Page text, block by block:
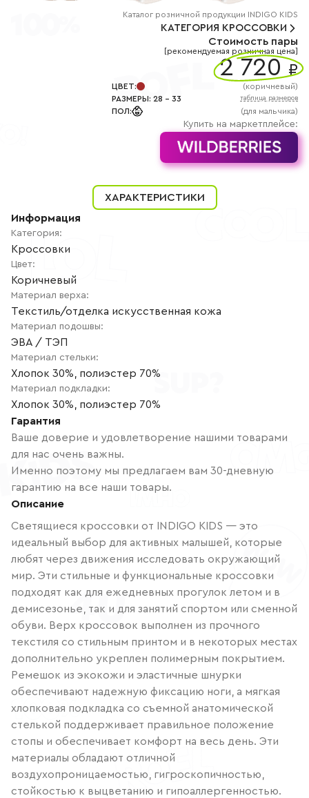
+7
АВТОРИЗАЦИЯ
РЕГИСТРАЦИЯ
Каталог розничной продукции INDIGO KIDS
КАТЕГОРИЯ КРОССОВКИ
Стоимость пары
[рекомендуемая розничная цена]
2 720 ₽
ЦВЕТ: (коричневый)
РАЗМЕРЫ: 28 - 33 таблица размеров
ПОЛ: (для мальчика)
Купить на маркетплейсе:
ХАРАКТЕРИСТИКИ
Информация
Категория:
Кроссовки
Цвет:
Коричневый
Материал верха:
Текстиль/отделка искусственная кожа
Материал подошвы:
ЭВА / ТЭП
Материал стельки:
Хлопок 30%, полиэстер 70%
Материал подкладки:
Хлопок 30%, полиэстер 70%
Гарантия
Ваше доверие и удовлетворение нашими товарами
для нас очень важны.
Именно поэтому мы предлагаем вам 30-дневную
гарантию на все наши товары.
Описание
Светящиеся кроссовки от INDIGO KIDS — это
идеальный выбор для активных малышей, которые
любят через движения исследовать окружающий
мир. Эти стильные и функциональные кроссовки
подходят как для ежедневных прогулок летом и в
демисезонье, так и для занятий спортом или сменной
обуви. Верх кроссовок выполнен из прочного
текстиля со стильным принтом и в некоторых местах
дополнительно укреплен полимерным покрытием.
Ремешок из экокожи и эластичные шнурки
обеспечивают надежную фиксацию ноги, а мягкая
хлопковая подкладка со съемной анатомической
стелькой поддерживает правильное положение
стопы и обеспечивает комфорт на весь день. Эти
материалы обладают отличной
воздухопроницаемостью, гигроскопичностью,
стойкостью к выцветанию и гипоаллергенностью.